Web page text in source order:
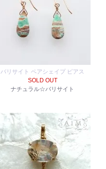
バリサイト ペアシェイプ ピアス
SOLD OUT
ナチュラル☆バリサイト